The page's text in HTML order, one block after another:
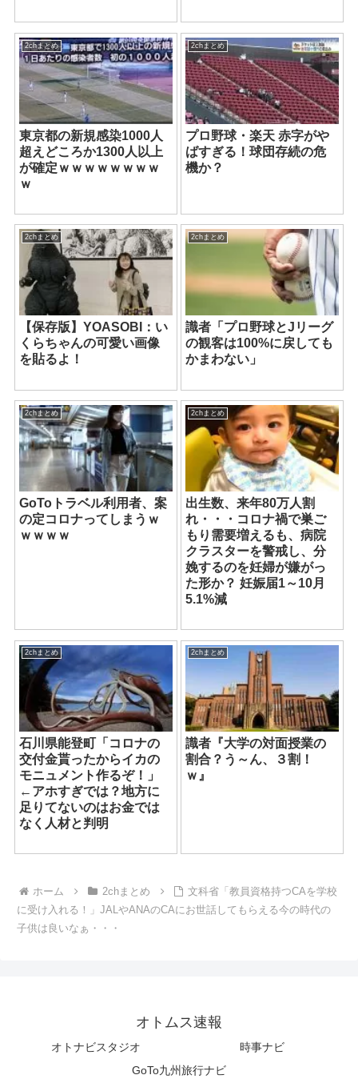
2chまとめ
東京都の新規感染1000人
超えどころか1300人以上
が確定ｗｗｗｗｗｗｗｗ
ｗ
2chまとめ
プロ野球・楽天 赤字がや
ばすぎる！球団存続の危
機か？
2chまとめ
【保存版】YOASOBI：い
くらちゃんの可愛い画像
を貼るよ！
2chまとめ
識者「プロ野球とJリーグ
の観客は100%に戻しても
かまわない」
2chまとめ
GoToトラベル利用者、案
の定コロナってしまうｗ
ｗｗｗｗ
2chまとめ
出生数、来年80万人割
れ・・・コロナ禍で巣ご
もり需要増えるも、病院
クラスターを警戒し、分
娩するのを妊婦が嫌がっ
た形か？ 妊娠届1～10月
5.1%減
2chまとめ
石川県能登町「コロナの
交付金貰ったからイカの
モニュメント作るぞ！」
←アホすぎでは？地方に
足りてないのはお金では
なく人材と判明
2chまとめ
識者『大学の対面授業の
割合？う～ん、３割！
ｗ』
ホーム 2chまとめ
文科省「教員資格持つCAを学校
に受け入れる！」JALやANAのCAにお世話してもらえる今の時代の
子供は良いなぁ・・・
オトムス速報
オトナビスタジオ
時事ナビ
GoTo九州旅行ナビ